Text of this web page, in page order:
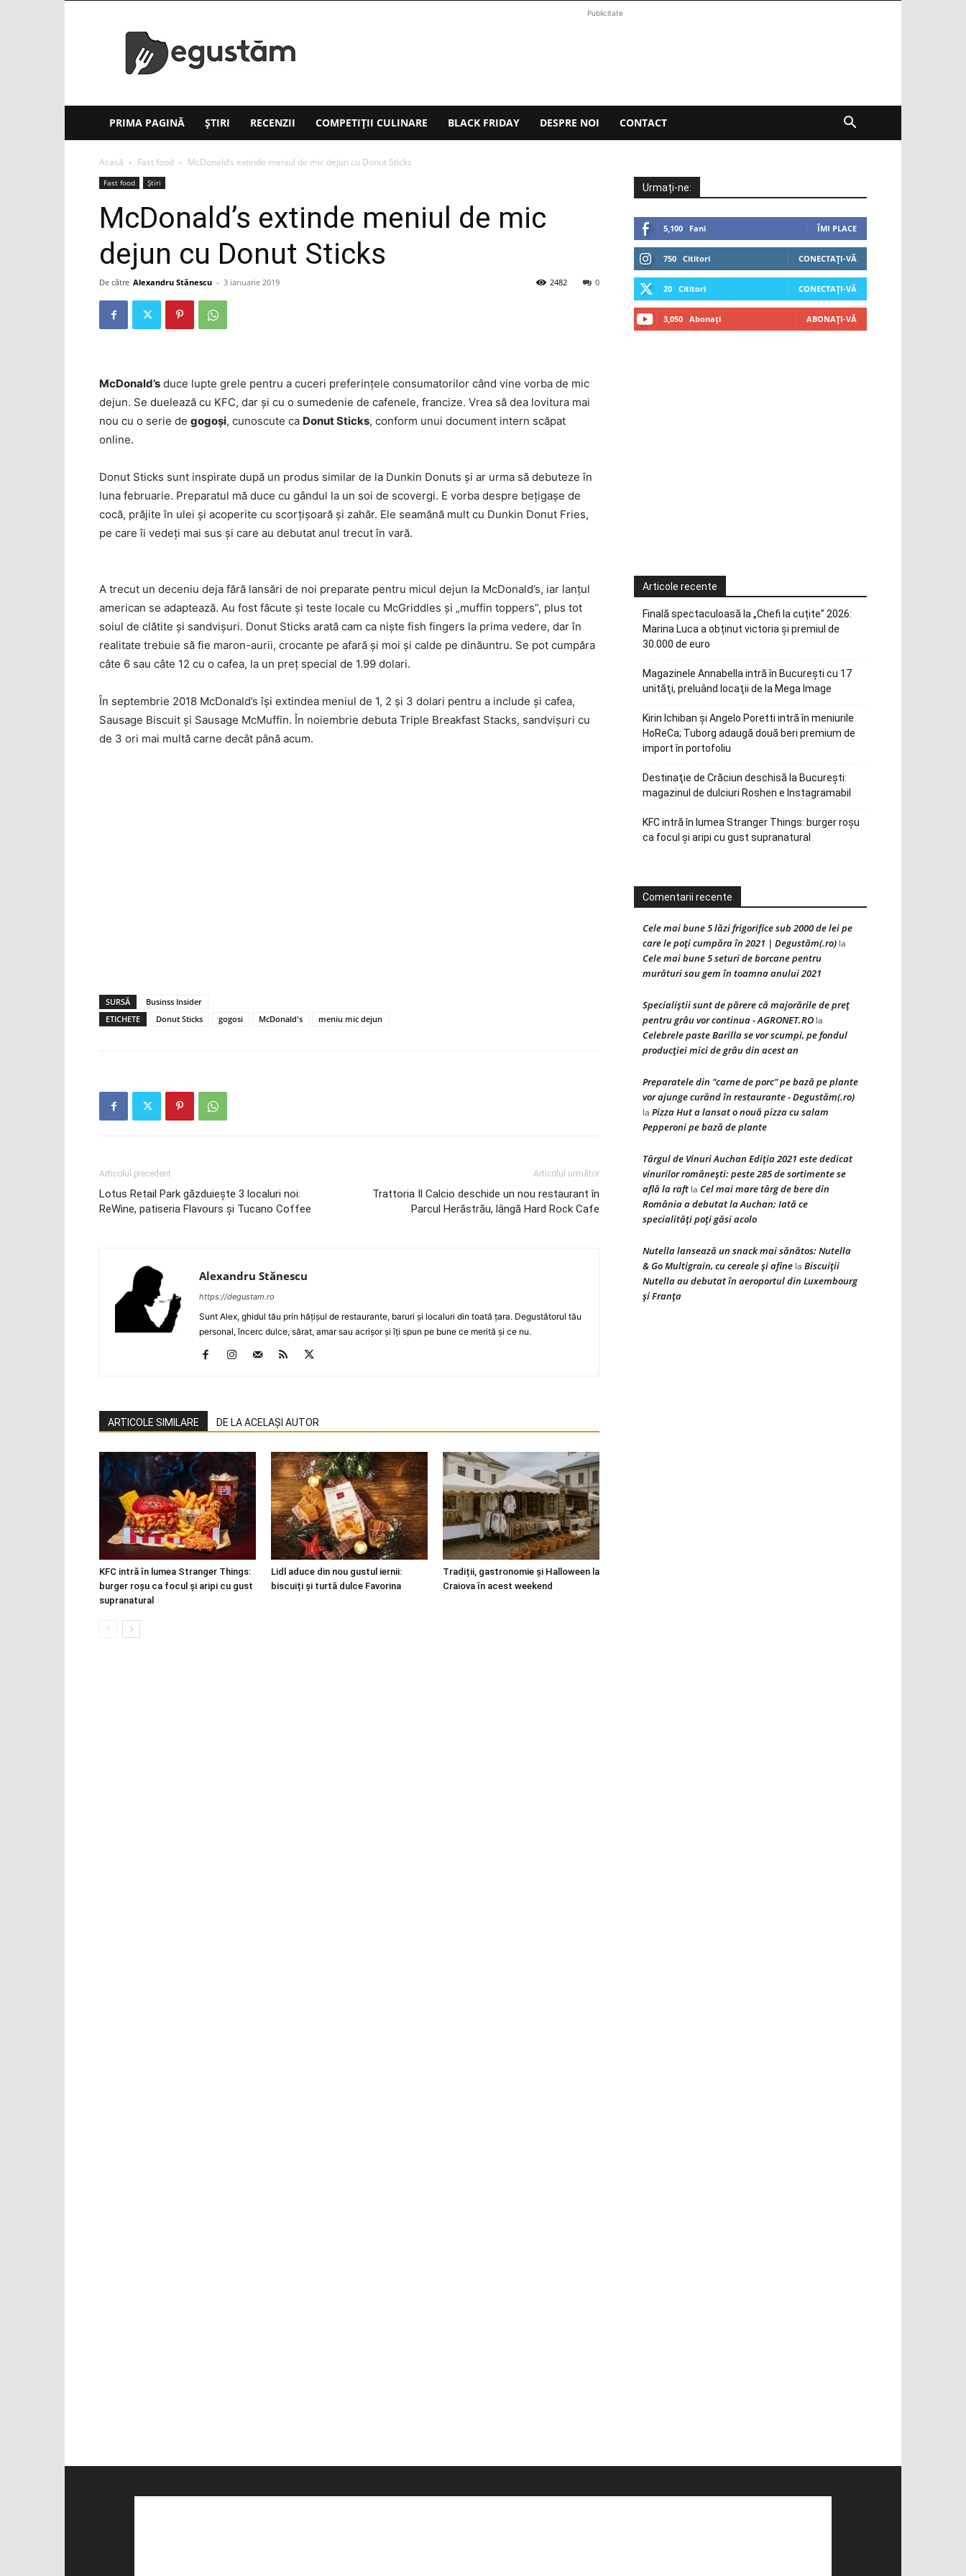
Degustăm(.ro)
Publicitate
PRIMA PAGINĂ ȘTIRI RECENZII COMPETIȚII CULINARE BLACK FRIDAY DESPRE NOI CONTACT
Acasă Fast food McDonald’s extinde meniul de mic dejun cu Donut Sticks
Fast food Știri
McDonald’s extinde meniul de mic
dejun cu Donut Sticks
De către Alexandru Stănescu - 3 ianuarie 2019 0
2482
McDonald’s duce lupte grele pentru a cuceri preferinţele consumatorilor când vine vorba de mic
dejun. Se duelează cu KFC, dar şi cu o sumedenie de cafenele, francize. Vrea să dea lovitura mai
nou cu o serie de gogoşi, cunoscute ca Donut Sticks, conform unui document intern scăpat
online.
Donut Sticks sunt inspirate după un produs similar de la Dunkin Donuts şi ar urma să debuteze în
luna februarie. Preparatul mă duce cu gândul la un soi de scovergi. E vorba despre beţigaşe de
cocă, prăjite în ulei şi acoperite cu scorţişoară şi zahăr. Ele seamănă mult cu Dunkin Donut Fries,
pe care îi vedeţi mai sus şi care au debutat anul trecut în vară.
A trecut un deceniu deja fără lansări de noi preparate pentru micul dejun la McDonald’s, iar lanţul
american se adaptează. Au fost făcute şi teste locale cu McGriddles şi „muffin toppers”, plus tot
soiul de clătite şi sandvişuri. Donut Sticks arată cam ca nişte fish fingers la prima vedere, dar în
realitate trebuie să fie maron-aurii, crocante pe afară şi moi şi calde pe dinăuntru. Se pot cumpăra
câte 6 sau câte 12 cu o cafea, la un preţ special de 1.99 dolari.
În septembrie 2018 McDonald’s îşi extindea meniul de 1, 2 şi 3 dolari pentru a include şi cafea,
Sausage Biscuit şi Sausage McMuffin. În noiembrie debuta Triple Breakfast Stacks, sandvişuri cu
de 3 ori mai multă carne decât până acum.
SURSĂ
Businss Insider
ETICHETE
Donut Sticks gogosi McDonald's meniu mic dejun
Articolul precedent
Lotus Retail Park găzduieşte 3 localuri noi:
ReWine, patiseria Flavours şi Tucano Coffee
Articolul următor
Trattoria Il Calcio deschide un nou restaurant în
Parcul Herăstrău, lângă Hard Rock Cafe
Alexandru Stănescu
https://degustam.ro
Sunt Alex, ghidul tău prin hăţişul de restaurante, baruri şi localuri din toată ţara. Degustătorul tău
personal, încerc dulce, sărat, amar sau acrişor şi îţi spun pe bune ce merită şi ce nu.
ARTICOLE SIMILARE DE LA ACELAȘI AUTOR
KFC intră în lumea Stranger Things:
burger roșu ca focul și aripi cu gust
supranatural
Lidl aduce din nou gustul iernii:
biscuiți și turtă dulce Favorina
Tradiții, gastronomie și Halloween la
Craiova în acest weekend
Urmați-ne:
5,100 Fani ÎMI PLACE
750 Cititori CONECTAȚI-VĂ
20 Cititori CONECTAȚI-VĂ
3,050 Abonați ABONAȚI-VĂ
Articole recente
Finală spectaculoasă la „Chefi la cuțite” 2026:
Marina Luca a obținut victoria și premiul de
30.000 de euro
Magazinele Annabella intră în Bucureşti cu 17
unităţi, preluând locaţii de la Mega Image
Kirin Ichiban și Angelo Poretti intră în meniurile
HoReCa; Tuborg adaugă două beri premium de
import în portofoliu
Destinaţie de Crăciun deschisă la Bucureşti:
magazinul de dulciuri Roshen e Instagramabil
KFC intră în lumea Stranger Things: burger roșu
ca focul și aripi cu gust supranatural
Comentarii recente
Cele mai bune 5 lăzi frigorifice sub 2000 de lei pe
care le poți cumpăra în 2021 | Degustăm(.ro) la
Cele mai bune 5 seturi de borcane pentru
murături sau gem în toamna anului 2021
Specialiștii sunt de părere că majorările de preț
pentru grâu vor continua - AGRONET.RO la
Celebrele paste Barilla se vor scumpi, pe fondul
producției mici de grâu din acest an
Preparatele din "carne de porc" pe bază pe plante
vor ajunge curând în restaurante - Degustăm(.ro)
la Pizza Hut a lansat o nouă pizza cu salam
Pepperoni pe bază de plante
Târgul de Vinuri Auchan Ediţia 2021 este dedicat
vinurilor româneşti: peste 285 de sortimente se
află la raft la Cel mai mare târg de bere din
România a debutat la Auchan; Iată ce
specialităţi poţi găsi acolo
Nutella lansează un snack mai sănătos: Nutella
& Go Multigrain, cu cereale şi afine la Biscuiţii
Nutella au debutat în aeroportul din Luxembourg
şi Franţa